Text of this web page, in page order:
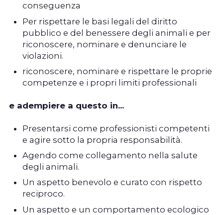
conseguenza
Per rispettare le basi legali del diritto
pubblico e del benessere degli animali e per
riconoscere, nominare e denunciare le
violazioni.
riconoscere, nominare e rispettare le proprie
competenze e i propri limiti professionali
e adempiere a questo in...
Presentarsi come professionisti competenti
e agire sotto la propria responsabilità.
Agendo come collegamento nella salute
degli animali.
Un aspetto benevolo e curato con rispetto
reciproco.
Un aspetto e un comportamento ecologico